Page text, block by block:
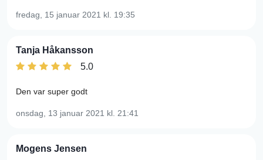
fredag, 15 januar 2021 kl. 19:35
Tanja Håkansson
5.0
Den var super godt
onsdag, 13 januar 2021 kl. 21:41
Mogens Jensen